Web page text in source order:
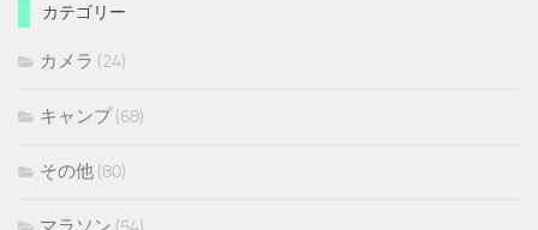
カテゴリー
カメラ (24)
キャンプ(68)
その他 (80)